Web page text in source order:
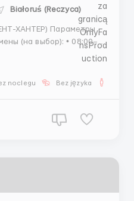
Białoruś (Reczyca)
Параметры
(на выбор): • 08:00–
noclegu Bez języka